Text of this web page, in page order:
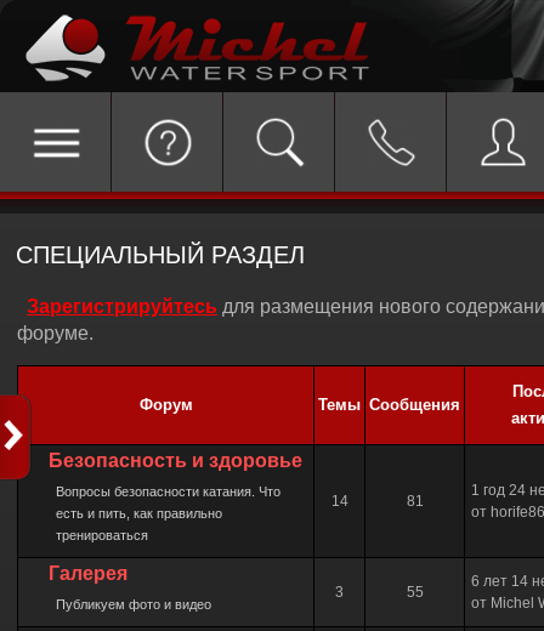
СПЕЦИАЛЬНЫЙ РАЗДЕЛ
Зарегистрируйтесь для размещения нового
форуме.
Форум Темы Сообщения
Безопасность и здоровье
Вопросы безопасности катания. Что
есть и пить, как правильно
тренироваться
14 81
1 год 24
от
Галерея
Публикуем фото и видео
3 55
6 лет 14
от Michel